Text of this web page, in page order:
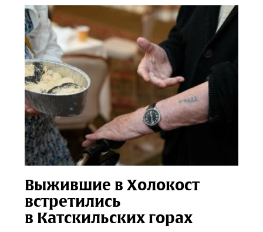
Выжившие в Холокост
встретились
в Катскильских горах